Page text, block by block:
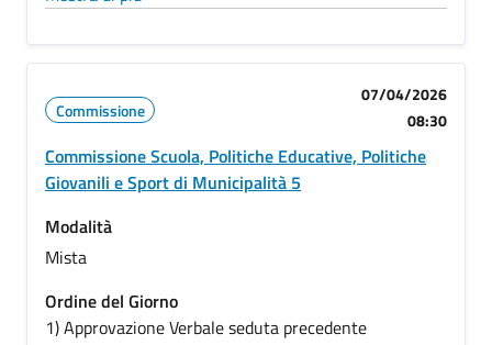
Commissione
07/04/2026
08:30
Commissione Scuola, Politiche Educative, Politiche
Giovanili e Sport di Municipalità 5
Modalità
Mista
Ordine del Giorno
1) Approvazione Verbale seduta precedente